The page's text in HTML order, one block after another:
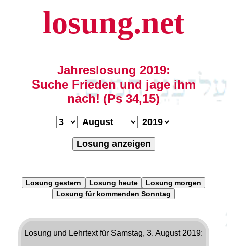
losung.net
Jahreslosung 2019:
Suche Frieden und jage ihm
nach! (Ps 34,15)
Losung anzeigen
Losung gestern Losung heute
Losung morgen
Losung für kommenden Sonntag
Losung und Lehrtext für Samstag, 3. August 2019: